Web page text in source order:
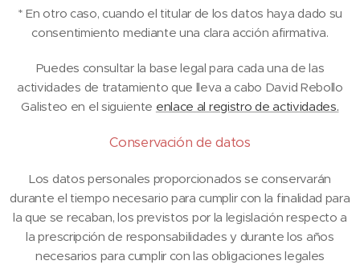
* En otro caso, cuando el titular de los datos haya dado su
consentimiento mediante una clara acción afirmativa.
Puedes consultar la base legal para cada una de las
actividades de tratamiento que lleva a cabo David Rebollo
Galisteo en el siguiente enlace al registro de actividades.
Conservación de datos
Los datos personales proporcionados se conservarán
durante el tiempo necesario para cumplir con la finalidad para
la que se recaban, los previstos por la legislación respecto a
la prescripción de responsabilidades y durante los años
necesarios para cumplir con las obligaciones legales